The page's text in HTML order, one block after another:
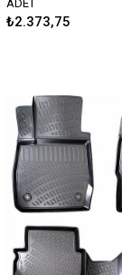
ADET
₺2.373,75